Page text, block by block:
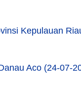
Kepulauan
Aco (24-07-